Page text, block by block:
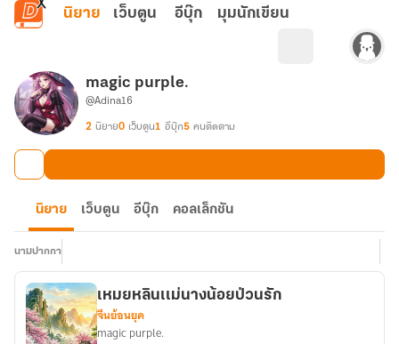
ข้ามไปยังเนื้อหาหลัก
นิยาย เว็บตูน อีบุ๊ก มุมนักเขียน
magic purple.
@Adina16
2 นิยาย0 เว็บตูน1 อีบุ๊ก5 คนติดตาม
นิยาย เว็บตูน อีบุ๊ก คอลเล็กชัน
นามปากกา
เหมยหลินเเม่นางน้อยป่วนรัก
จีนย้อนยุค
magic purple.